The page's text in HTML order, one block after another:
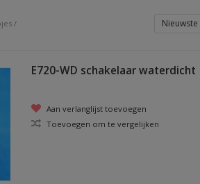
/
E720-WD schakelaar waterdicht
Aan verlanglijst toevoegen
Toevoegen om te vergelijken